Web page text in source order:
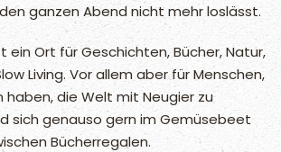
ganzen Abend nicht mehr loslässt.
ein Ort für Geschichten, Bücher, Natur,
Living. Vor allem aber für Menschen,
haben, die Welt mit Neugier zu
sich genauso gern im Gemüsebeet
Bücherregalen.